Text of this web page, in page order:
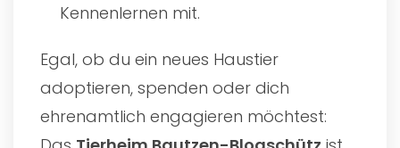
Kennenlernen mit.
Egal, ob du ein neues Haustier
adoptieren, spenden oder dich
ehrenamtlich engagieren möchtest: